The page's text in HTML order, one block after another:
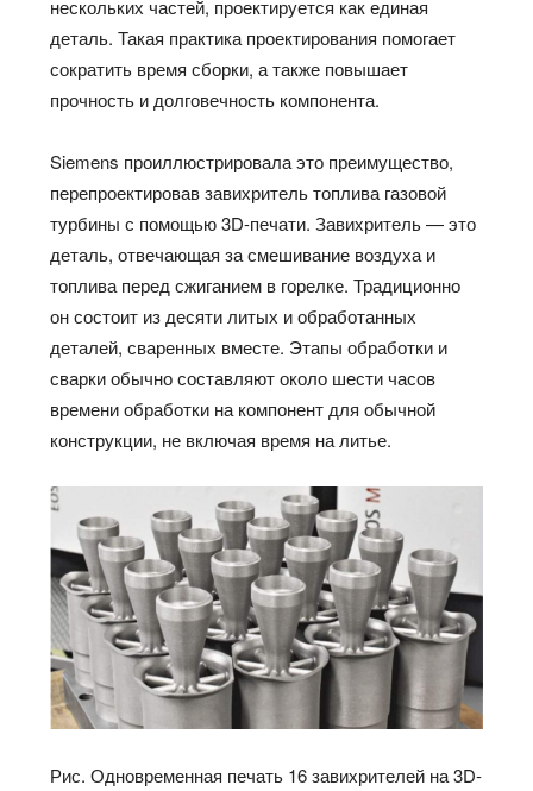
нескольких частей, проектируется как единая
деталь. Такая практика проектирования помогает
сократить время сборки, а также повышает
прочность и долговечность компонента.
Siemens проиллюстрировала это преимущество,
перепроектировав завихритель топлива газовой
турбины с помощью 3D-печати. Завихритель — это
деталь, отвечающая за смешивание воздуха и
топлива перед сжиганием в горелке. Традиционно
он состоит из десяти литых и обработанных
деталей, сваренных вместе. Этапы обработки и
сварки обычно составляют около шести часов
времени обработки на компонент для обычной
конструкции, не включая время на литье.
Рис. Одновременная печать 16 завихрителей на 3D-